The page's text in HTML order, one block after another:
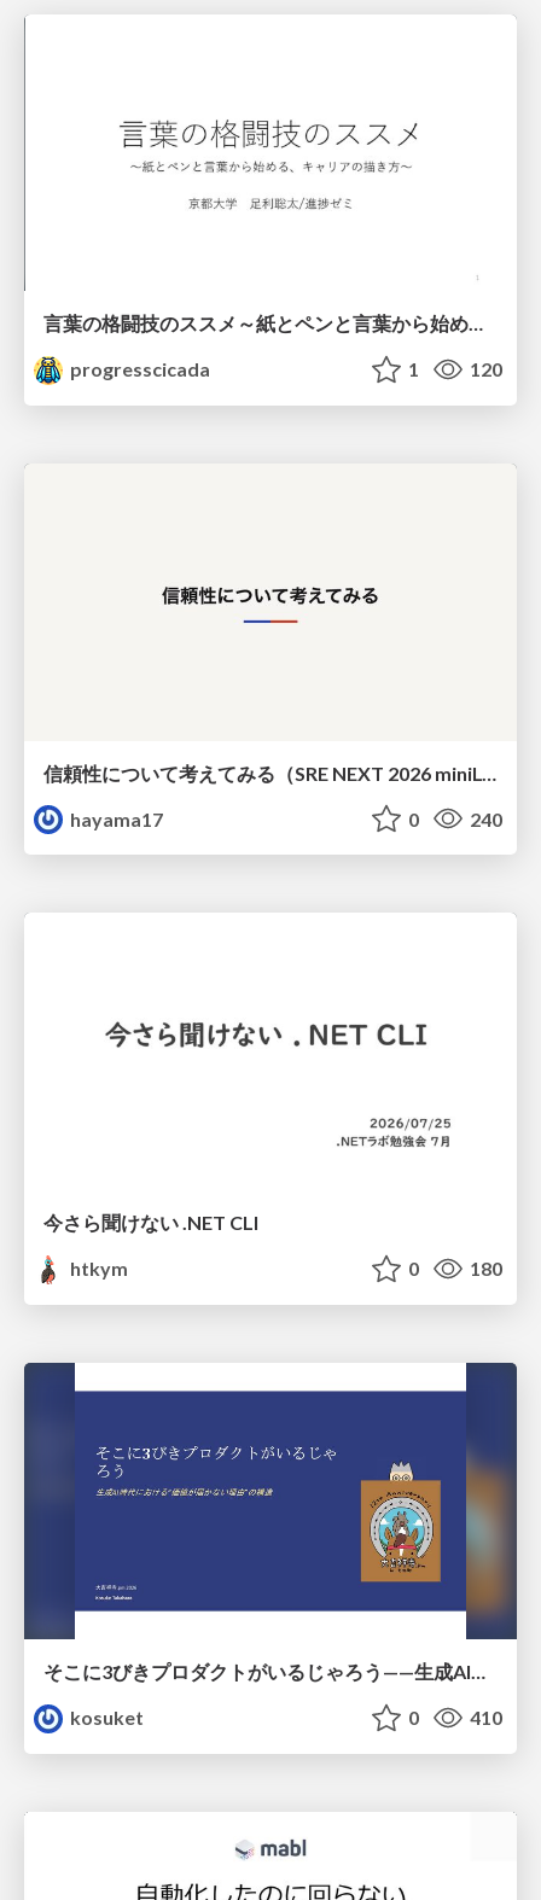
言葉の格闘技のススメ～紙とペンと言葉から始める、キャリアの描き方～
progresscicada
1 120
hayama17
0 240
今さら聞けない .NET CLI
htkym
0 180
そこに3びきプロダクトがいるじゃろう——生成AI時代における“価値が届かない理由”の構造
kosuket
0 410